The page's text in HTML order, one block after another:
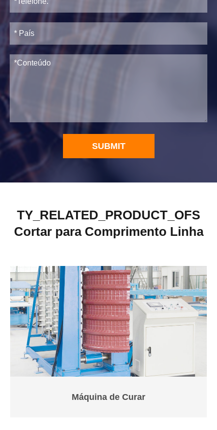
SUBMIT
TY_RELATED_PRODUCT_OFS
Cortar para Comprimento Linha
Máquina de Curar